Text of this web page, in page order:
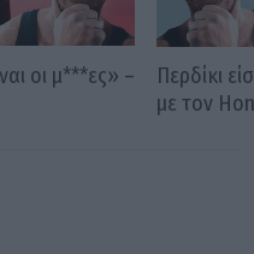
οι μ***ες» –
Περδίκι
με τον